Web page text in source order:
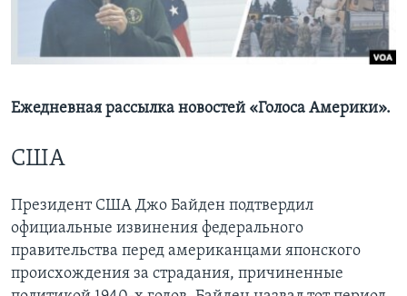
Learning English
Языки
Ежедневная рассылка новостей «Голоса Америки».
США
Президент США Джо Байден подтвердил
официальные извинения федерального
правительства перед американцами японского
происхождения за страдания, причиненные